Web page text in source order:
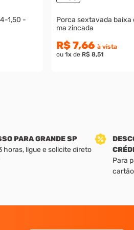
Porca sextavada baixa cl. 5 -
ma zincada
R$ 7,66 à vista
ou 1xde R$ 8,51
PARA GRANDE SP
horas, ligue e solicite direto
Para